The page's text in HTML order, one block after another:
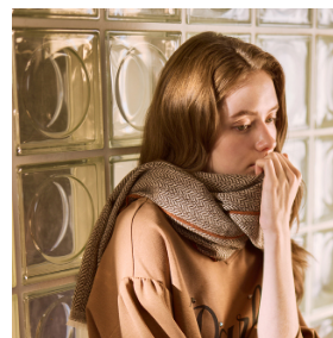
【繳款方式說明】
1.分期款項不併入電信帳單，「大哥付你分期
醒簡訊。
2.透過簡訊連結打開帳單後，可選擇「超商條碼
帳／街口支付／iPASS MONEY」等通路繳費。
【注意事項】
1.本服務係由「台灣大哥大股份有限公司」（以
用戶於交易時，得透過本服務購買商品或服務
買賣價金債權讓與本公司後，依約使用本公司
2.基於同意付款使用「大哥付你分期」之契約關
資料（包含姓名、電話或地址）提供予台灣大
由本公司與您本人進行分期帳單所需資料之確認
3.完整用戶服務條款，請詳閱以下連結：
付款後全家取貨
每筆NT$60，滿NT$1,000(含以上)免運費
7-11取貨付款
每筆NT$60，滿NT$1,000(含以上)免運費
付款後7-11取貨
每筆NT$60，滿NT$1,000(含以上)免運費
宅配
每筆NT$80，滿NT$1,000(含以上)免運費